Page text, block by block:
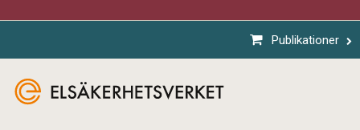
Publikationer